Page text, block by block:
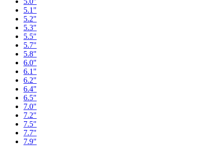
5.1"
5.2"
5.3"
5.5"
5.7"
5.8"
6.0"
6.1"
6.2"
6.4"
6.5"
7.0"
7.2"
7.5"
7.7"
7.9"